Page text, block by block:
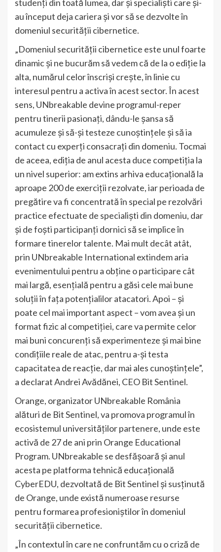
studenți din toată lumea, dar și specialiști care și-
au început deja cariera și vor să se dezvolte în
domeniul securității cibernetice.
„Domeniul securității cibernetice este unul foarte
dinamic și ne bucurăm să vedem că de la o ediție la
alta, numărul celor înscriși crește, în linie cu
interesul pentru a activa în acest sector. În acest
sens, UNbreakable devine programul-reper
pentru tinerii pasionați, dându-le șansa să
acumuleze și să-și testeze cunoștințele și să ia
contact cu experți consacrați din domeniu. Tocmai
de aceea, ediția de anul acesta duce competiția la
un nivel superior: am extins arhiva educațională la
aproape 200 de exerciții rezolvate, iar perioada de
pregătire va fi concentrată în special pe rezolvări
practice efectuate de specialiști din domeniu, dar
și de foști participanți dornici să se implice în
formare tinerelor talente. Mai mult decât atât,
prin UNbreakable International extindem aria
evenimentului pentru a obține o participare cât
mai largă, esențială pentru a găsi cele mai bune
soluții în fața potențialilor atacatori. Apoi – și
poate cel mai important aspect – vom avea și un
format fizic al competiției, care va permite celor
mai buni concurenți să experimenteze și mai bine
condițiile reale de atac, pentru a-și testa
capacitatea de reacție, dar mai ales cunoștințele”,
a declarat Andrei Avădănei, CEO Bit Sentinel.
Orange, organizator UNbreakable România
alături de Bit Sentinel, va promova programul în
ecosistemul universităților partenere, unde este
activă de 27 de ani prin Orange Educational
Program. UNbreakable se desfășoară și anul
acesta pe platforma tehnică educațională
CyberEDU, dezvoltată de Bit Sentinel și susținută
de Orange, unde există numeroase resurse
pentru formarea profesioniștilor în domeniul
securității cibernetice.
„În contextul în care ne confruntăm cu o criză de